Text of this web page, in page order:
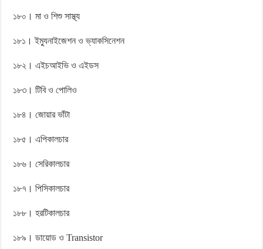
১৮০। মা ও শিশু সাস্থ্য
১৮১। ইম্যুনাইজেশন ও ভ্যাকসিনেশন
১৮২। এইচআইভি ও এইডস
১৮৩। টিবি ও পোলিও
১৮৪। জোয়ার ভাঁটা
১৮৫। এপিকালচার
১৮৬। সেরিকালচার
১৮৭। পিসিকালচার
১৮৮। হরটিকালচার
১৮৯। ডায়োড ও Transistor